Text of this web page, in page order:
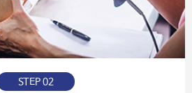
STEP 02